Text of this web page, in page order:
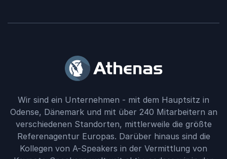
Wir sind ein Unternehmen - mit dem Hauptsitz in
Odense, Dänemark und mit über 240 Mitarbeitern an
verschiedenen Standorten, mittlerweile die größte
Referenagentur Europas. Darüber hinaus sind die
Kollegen von A-Speakers in der Vermittlung von